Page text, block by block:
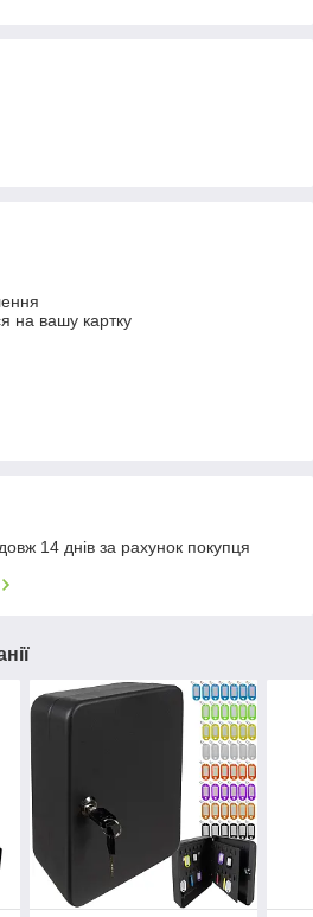
на вашу картку
14 днів за рахунок покупця